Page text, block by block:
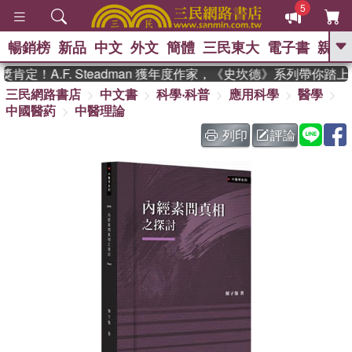
5
GO
熱搜： 東野圭吾 、 The Odyssey 、
國際布克獎 臺灣漫遊錄 、
方
台灣的李登輝時代 、 數學女
孩：黎曼猜想
暢銷榜 新品 中文 外文 簡體 三民東大 電子書 親子
定！A.F. Steadman 獲年度作家，《史坎德》系列帶你踏上熱
三民網路書店
中文書 科學‧科普 應用科學
醫學
中國醫葯
中醫理論
列印
評論